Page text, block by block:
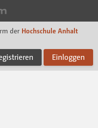
der Hochschule Anhalt
Einloggen